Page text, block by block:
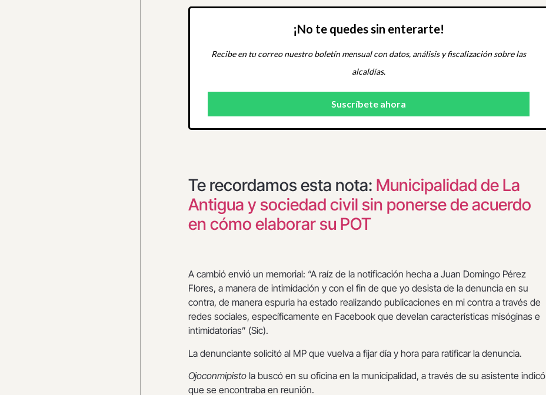
¡No te quedes sin enterarte!
Recibe en tu correo nuestro boletín mensual con datos, análisis y fiscalización sobre las
alcaldías.
Te recordamos esta nota: Municipalidad de La
Antigua y sociedad civil sin ponerse de acuerdo
en cómo elaborar su POT
A cambió envió un memorial: “A raíz de la notificación hecha a Juan Domingo Pérez
Flores, a manera de intimidación y con el fin de que yo desista de la denuncia en su
contra, de manera espuria ha estado realizando publicaciones en mi contra a través de
redes sociales, específicamente en Facebook que develan características misóginas e
intimidatorias” (Sic).
La denunciante solicitó al MP que vuelva a fijar día y hora para ratificar la denuncia.
Ojoconmipisto la buscó en su oficina en la municipalidad, a través de su asistente indicó
que se encontraba en reunión.